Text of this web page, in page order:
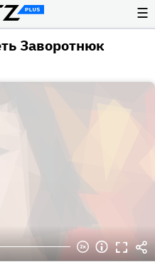
☰
Заворотнюк